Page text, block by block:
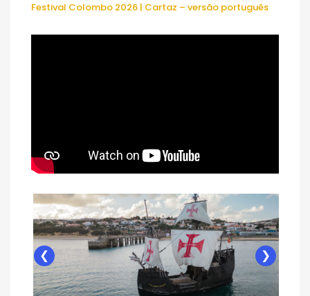
Festival Colombo 2026 | Cartaz – versão português
❮ ❯